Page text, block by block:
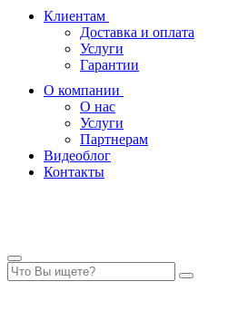
Клиентам
Доставка и оплата
Услуги
Гарантии
О компании
О нас
Услуги
Партнерам
Видеоблог
Контакты